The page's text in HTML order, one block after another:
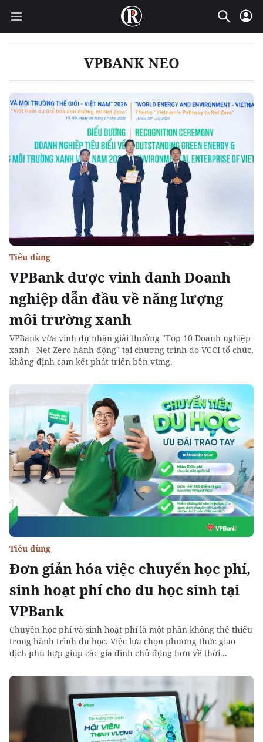
VPBANK NEO
VPBank được vinh danh Doanh
nghiệp dẫn đầu về năng lượng
môi trường xanh
Tiêu dùng
VPBank vừa vinh dự nhận giải thưởng "Top 10 Doanh nghiệp
xanh - Net Zero hành động" tại chương trình do VCCI tổ chức,
khẳng định cam kết phát triển bền vững.
Đơn giản hóa việc chuyển học phí,
sinh hoạt phí cho du học sinh tại
VPBank
Tiêu dùng
Chuyển học phí và sinh hoạt phí là một phần không thể thiếu
trong hành trình du học. Việc lựa chọn phương thức giao
dịch phù hợp giúp các gia đình chủ động hơn về thời...